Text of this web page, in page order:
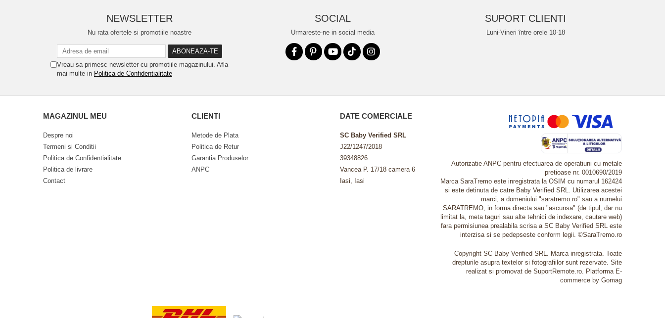
NEWSLETTER
Nu rata ofertele si promotiile noastre
Vreau sa primesc newsletter cu promotiile magazinului. Afla
mai multe in Politica de Confidentialitate
SOCIAL
Urmareste-ne in social media
SUPORT CLIENTI
Luni-Vineri între orele 10-18
MAGAZINUL MEU
Despre noi
Termeni si Conditii
Politica de Confidentialitate
Politica de livrare
Contact
CLIENTI
Metode de Plata
Politica de Retur
Garantia Produselor
ANPC
DATE COMERCIALE
SC Baby Verified SRL
J22/1247/2018
39348826
Vancea P. 17/18 camera 6
Iasi, Iasi
Autorizatie ANPC pentru efectuarea de operatiuni cu metale
pretioase nr. 0010690/2019
Marca SaraTremo este inregistrata la OSIM cu numarul 162424
si este detinuta de catre Baby Verified SRL. Utilizarea acestei
marci, a domeniului "saratremo.ro" sau a numelui
SARATREMO, in forma directa sau "ascunsa" (de tipul, dar nu
limitat la, meta taguri sau alte tehnici de indexare, cautare web)
fara permisiunea prealabila scrisa a SC Baby Verified SRL este
interzisa si se pedepseste conform legii. ©SaraTremo.ro
Copyright SC Baby Verified SRL. Marca inregistrata. Toate
drepturile asupra textelor si fotografiilor sunt rezervate. Site
realizat si promovat de SuportRemote.ro. Platforma E-
commerce by Gomag